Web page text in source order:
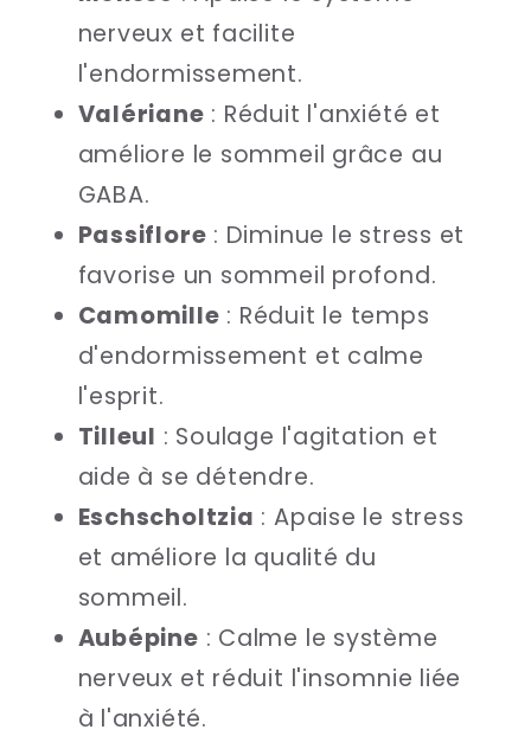
nerveux et facilite
l'endormissement.
Valériane : Réduit l'anxiété et
améliore le sommeil grâce au
GABA.
Passiflore : Diminue le stress et
favorise un sommeil profond.
Camomille : Réduit le temps
d'endormissement et calme
l'esprit.
Tilleul : Soulage l'agitation et
aide à se détendre.
Eschscholtzia : Apaise le stress
et améliore la qualité du
sommeil.
Aubépine : Calme le système
nerveux et réduit l'insomnie liée
à l'anxiété.